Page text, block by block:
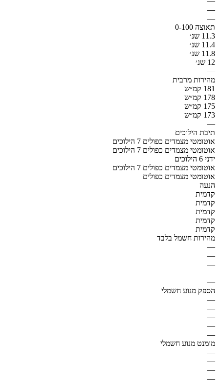
—
—
תאוצה 0-100
11.3 שנ׳
11.4 שנ׳
11.8 שנ׳
12 שנ׳
—
מהירות מרבית
181 קמ״ש
178 קמ״ש
175 קמ״ש
173 קמ״ש
—
תיבת הילוכים
אוטומטי מצמדים כפולים 7 הילוכים
אוטומטי מצמדים כפולים 7 הילוכים
ידני 6 הילוכים
אוטומטי מצמדים כפולים 7 הילוכים
אוטומטי מצמדים כפולים
הנעה
קדמית
קדמית
קדמית
קדמית
קדמית
מהירות חשמל בלבד
—
—
—
—
—
הספק מנוע חשמלי
—
—
—
—
—
מומנט מנוע חשמלי
—
—
—
—